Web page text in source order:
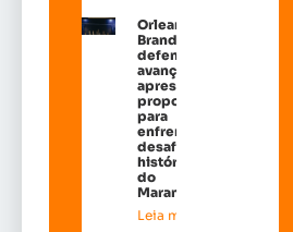
Orleans
Brandão
defende
avanços e
apresenta
propostas
para
enfrentar
desafios
históricos
do
Maranhão
Leia mais